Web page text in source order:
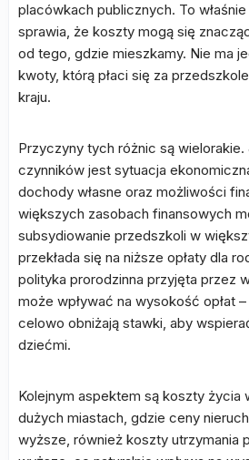
placówkach publicznych. To
sprawia, że koszty mogą się
od tego, gdzie mieszkamy. Nie ma
kwoty, którą płaci się za
kraju.
Przyczyny tych różnic są wielorakie.
czynników jest sytuacja
dochody własne oraz możliwości
większych zasobach finansowych
subsydiowanie przedszkoli w
przekłada się na niższe opłaty dla
polityka prorodzinna przyjęta przez
może wpływać na wysokość opłat
celowo obniżają stawki, aby
dziećmi.
Kolejnym aspektem są koszty życia
dużych miastach, gdzie ceny
wyższe, również koszty utrzymania